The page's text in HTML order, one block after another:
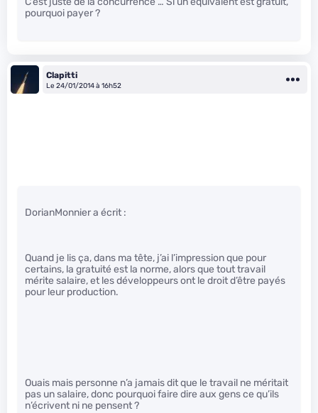
pourquoi payer ?
Clapitti
Le 24/01/2014 à 16h52
DorianMonnier a écrit :
Quand je lis ça, dans ma tête, j’ai l’impression que pour
certains, la gratuité est la norme, alors que tout travail
mérite salaire, et les développeurs ont le droit d’être payés
pour leur production.
Ouais mais personne n’a jamais dit que le travail ne méritait
pas un salaire, donc pourquoi faire dire aux gens ce qu’ils
n’écrivent ni ne pensent ?